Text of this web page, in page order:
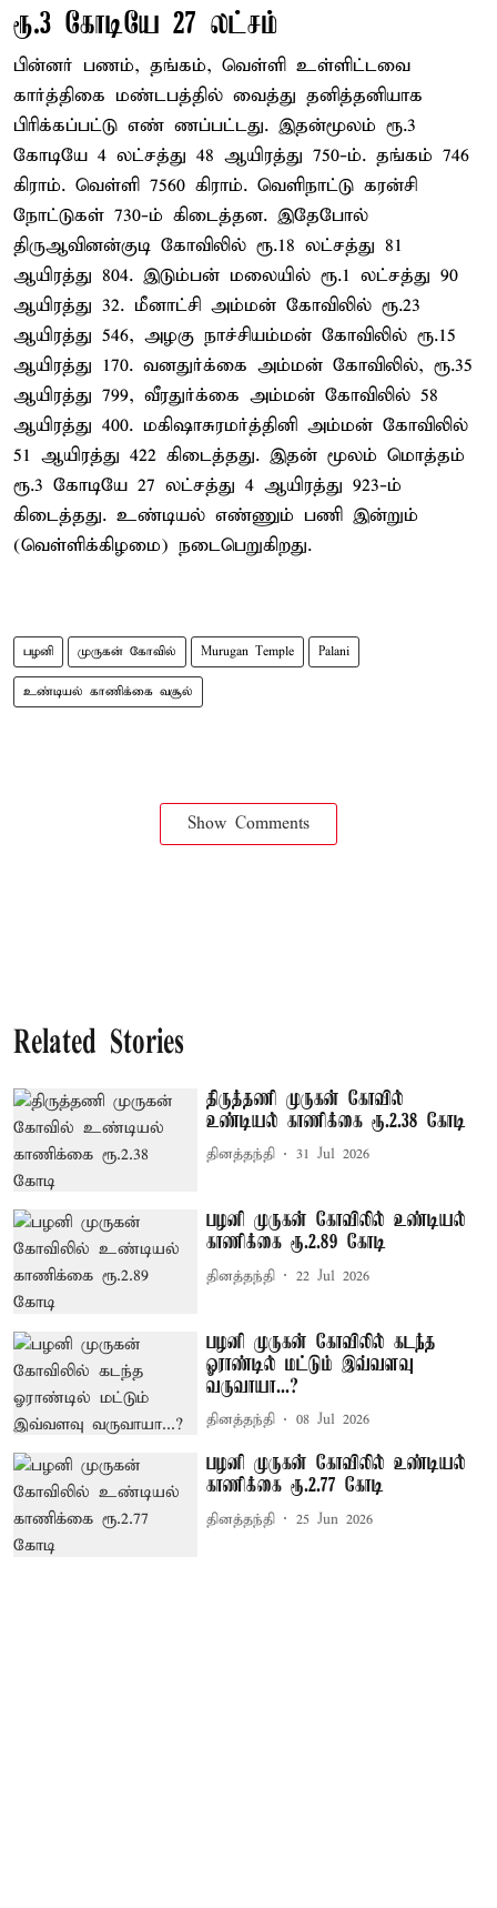
ரூ.3 கோடியே 27 லட்சம்
பின்னர் பணம், தங்கம், வெள்ளி உள்ளிட்டவை
கார்த்திகை மண்டபத்தில் வைத்து தனித்தனியாக
பிரிக்கப்பட்டு எண் ணப்பட்டது. இதன்மூலம் ரூ.3
கோடியே 4 லட்சத்து 48 ஆயிரத்து 750-ம். தங்கம் 746
கிராம். வெள்ளி 7560 கிராம். வெளிநாட்டு கரன்சி
நோட்டுகள் 730-ம் கிடைத்தன. இதேபோல்
திருஆவினன்குடி கோவிலில் ரூ.18 லட்சத்து 81
ஆயிரத்து 804. இடும்பன் மலையில் ரூ.1 லட்சத்து 90
ஆயிரத்து 32. மீனாட்சி அம்மன் கோவிலில் ரூ.23
ஆயிரத்து 546, அழகு நாச்சியம்மன் கோவிலில் ரூ.15
ஆயிரத்து 170. வனதுர்க்கை அம்மன் கோவிலில், ரூ.35
ஆயிரத்து 799, வீரதுர்க்கை அம்மன் கோவிலில் 58
ஆயிரத்து 400. மகிஷாசுரமர்த்தினி அம்மன் கோவிலில்
51 ஆயிரத்து 422 கிடைத்தது. இதன் மூலம் மொத்தம்
ரூ.3 கோடியே 27 லட்சத்து 4 ஆயிரத்து 923-ம்
கிடைத்தது. உண்டியல் எண்ணும் பணி இன்றும்
(வெள்ளிக்கிழமை) நடைபெறுகிறது.
பழனி முருகன் கோவில் Murugan Temple Palani
உண்டியல் காணிக்கை வசூல்
Show Comments
Related Stories
திருத்தணி முருகன் கோவில்
உண்டியல் காணிக்கை ரூ.2.38 கோடி
தினத்தந்தி 31 Jul 2026
பழனி முருகன் கோவிலில் உண்டியல்
காணிக்கை ரூ.2.89 கோடி
தினத்தந்தி 22 Jul 2026
பழனி முருகன் கோவிலில் கடந்த
ஓராண்டில் மட்டும் இவ்வளவு
வருவாயா...?
தினத்தந்தி 08 Jul 2026
பழனி முருகன் கோவிலில் உண்டியல்
காணிக்கை ரூ.2.77 கோடி
தினத்தந்தி 25 Jun 2026